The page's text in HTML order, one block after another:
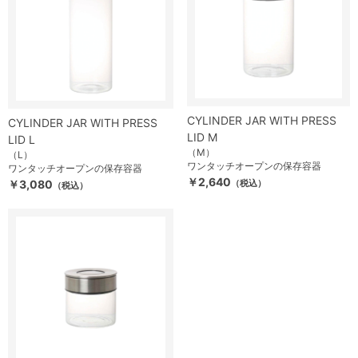
CYLINDER JAR WITH PRESS
LID L
（L）
ワンタッチオープンの保存容器
￥3,080 （税込）
CYLINDER JAR WITH PRESS
LID M
（M）
ワンタッチオープンの保存容器
￥2,640 （税込）